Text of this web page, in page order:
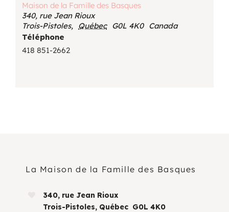
Maison de la Famille des Basques
340, rue Jean Rioux
Trois-Pistoles, Québec G0L 4K0 Canada
Téléphone
418 851-2662
La Maison de la Famille des Basques
340, rue Jean Rioux
Trois-Pistoles, Québec G0L 4K0